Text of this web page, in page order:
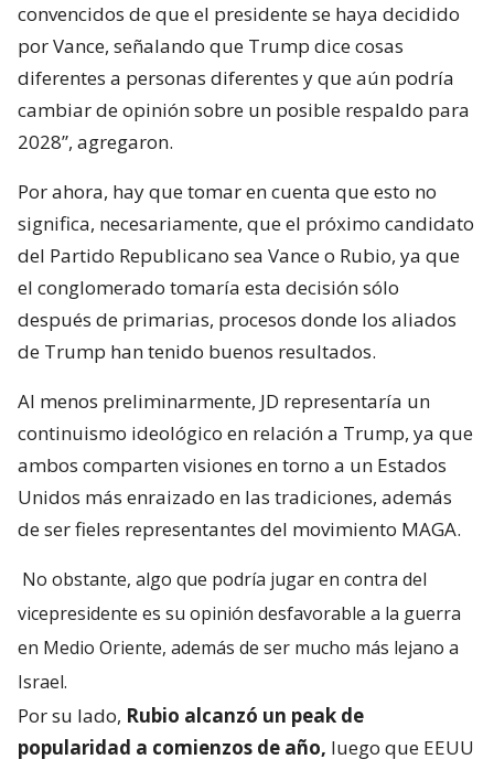
convencidos de que el presidente se haya decidido
por Vance, señalando que Trump dice cosas
diferentes a personas diferentes y que aún podría
cambiar de opinión sobre un posible respaldo para
2028”, agregaron.
Por ahora, hay que tomar en cuenta que esto no
significa, necesariamente, que el próximo candidato
del Partido Republicano sea Vance o Rubio, ya que
el conglomerado tomaría esta decisión sólo
después de primarias, procesos donde los aliados
de Trump han tenido buenos resultados.
Al menos preliminarmente, JD representaría un
continuismo ideológico en relación a Trump, ya que
ambos comparten visiones en torno a un Estados
Unidos más enraizado en las tradiciones, además
de ser fieles representantes del movimiento MAGA.
No obstante, algo que podría jugar en contra del
vicepresidente es su opinión desfavorable a la guerra
en Medio Oriente, además de ser mucho más lejano a
Israel.
Por su lado, Rubio alcanzó un peak de
popularidad a comienzos de año, luego que EEUU